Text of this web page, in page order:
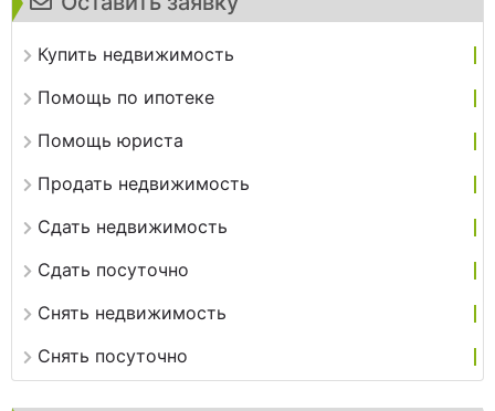
Купить недвижимость
Помощь по ипотеке
Помощь юриста
Продать недвижимость
Сдать недвижимость
Сдать посуточно
Снять недвижимость
Снять посуточно